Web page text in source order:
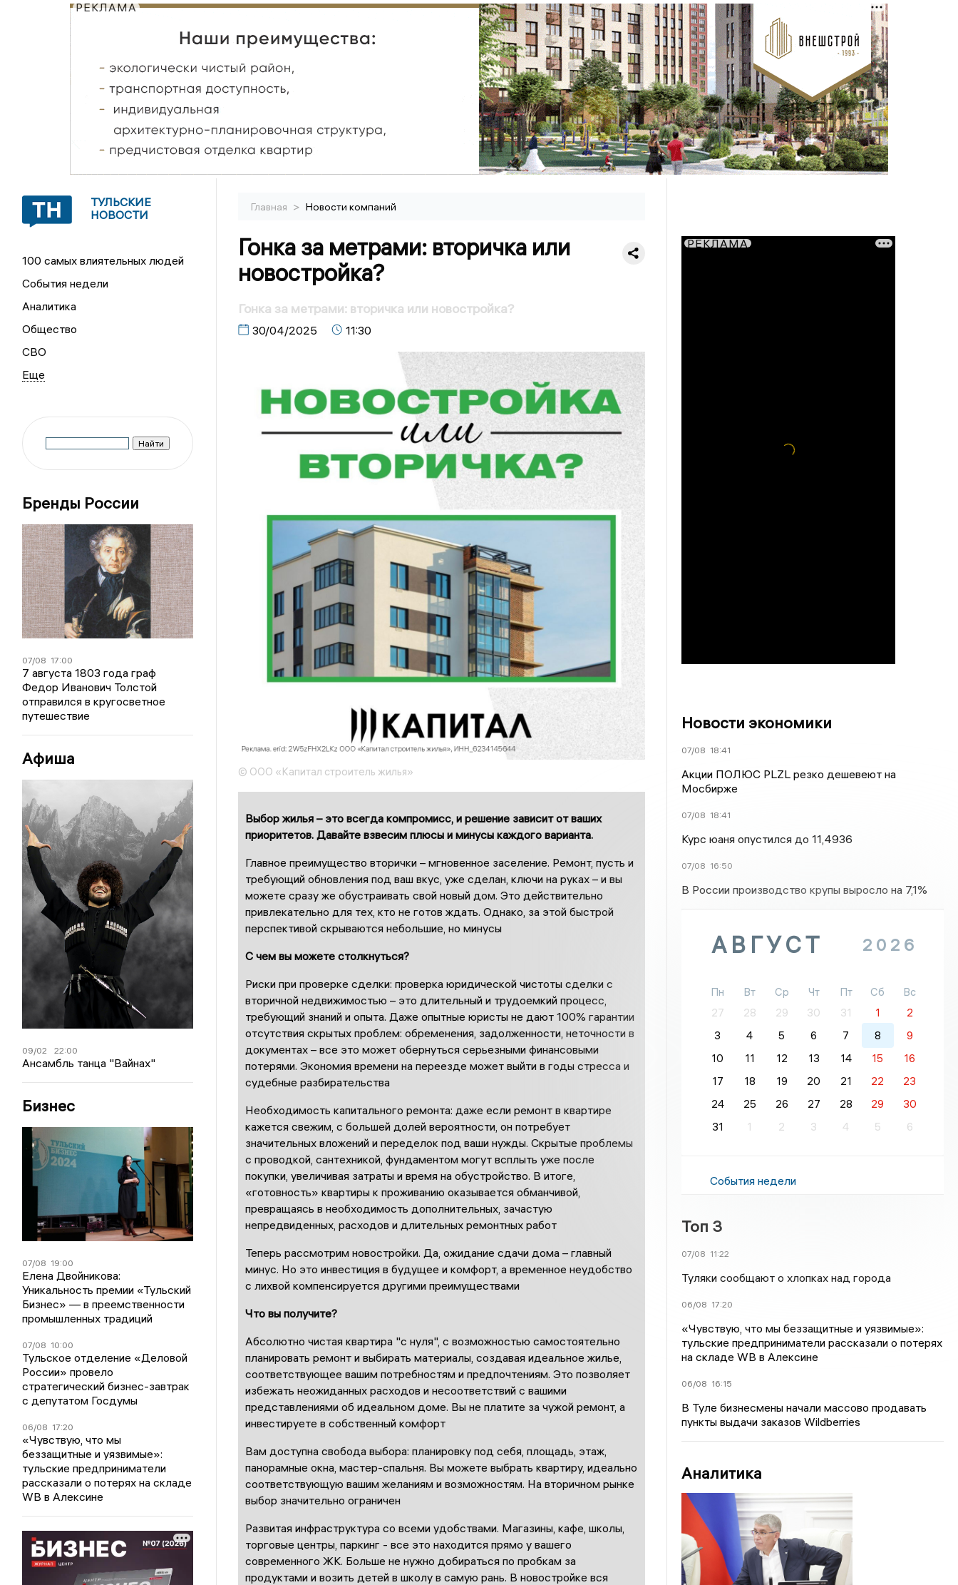
РЕКЛАМА
ТУЛЬСКИЕ
НОВОСТИ
100 самых влиятельных людей
События недели
Аналитика
Общество
СВО
Бренды России
07/08 17:00
7 августа 1803 года граф
Федор Иванович Толстой
отправился в кругосветное
путешествие
Афиша
09/02 22:00
Ансамбль танца "Вайнах"
Бизнес
07/08 19:00
Елена Двойникова:
Уникальность премии «Тульский
Бизнес» — в преемственности
промышленных традиций
07/08 10:00
Тульское отделение «Деловой
России» провело
стратегический бизнес-завтрак
с депутатом Госдумы
06/08 17:20
«Чувствую, что мы
беззащитные и уязвимые»:
тульские предприниматели
рассказали о потерях на складе
WB в Алексине
Главная > Новости компаний
Гонка за метрами: вторичка или
новостройка?
Гонка за метрами: вторичка или новостройка?
30/04/2025 11:30
© ООО «Капитал строитель жилья»
Выбор жилья – это всегда компромисс, и решение зависит от ваших
приоритетов. Давайте взвесим плюсы и минусы каждого варианта.
Главное преимущество вторички – мгновенное заселение. Ремонт, пусть и
требующий обновления под ваш вкус, уже сделан, ключи на руках – и вы
можете сразу же обустраивать свой новый дом. Это действительно
привлекательно для тех, кто не готов ждать. Однако, за этой быстрой
перспективой скрываются небольшие, но минусы
С чем вы можете столкнуться?
Риски при проверке сделки: проверка юридической чистоты сделки с
вторичной недвижимостью – это длительный и трудоемкий процесс,
требующий знаний и опыта. Даже опытные юристы не дают 100% гарантии
отсутствия скрытых проблем: обременения, задолженности, неточности в
документах – все это может обернуться серьезными финансовыми
потерями. Экономия времени на переезде может выйти в годы стресса и
судебные разбирательства
Необходимость капитального ремонта: даже если ремонт в квартире
кажется свежим, с большей долей вероятности, он потребует
значительных вложений и переделок под ваши нужды. Скрытые проблемы
с проводкой, сантехникой, фундаментом могут всплыть уже после
покупки, увеличивая затраты и время на обустройство. В итоге,
«готовность» квартиры к проживанию оказывается обманчивой,
превращаясь в необходимость дополнительных, зачастую
непредвиденных, расходов и длительных ремонтных работ
Теперь рассмотрим новостройки. Да, ожидание сдачи дома – главный
минус. Но это инвестиция в будущее и комфорт, а временное неудобство
с лихвой компенсируется другими преимуществами
Что вы получите?
Абсолютно чистая квартира "с нуля", с возможностью самостоятельно
планировать ремонт и выбирать материалы, создавая идеальное жилье,
соответствующее вашим потребностям и предпочтениям. Это позволяет
избежать неожиданных расходов и несоответствий с вашими
представлениями об идеальном доме. Вы не платите за чужой ремонт, а
инвестируете в собственный комфорт
Вам доступна свобода выбора: планировку под себя, площадь, этаж,
панорамные окна, мастер-спальня. Вы можете выбрать квартиру, идеально
соответствующую вашим желаниям и возможностям. На вторичном рынке
выбор значительно ограничен
Развитая инфраструктура со всеми удобствами. Магазины, кафе, школы,
торговые центры, паркинг - все это находится прямо у вашего
современного ЖК. Больше не нужно добираться по пробкам за
продуктами и возить детей в школу в самую рань. В новостройке вся
РЕКЛАМА
Новости экономики
07/08 18:41
Акции ПОЛЮС PLZL резко дешевеют на
Мосбирже
07/08 18:41
Курс юаня опустился до 11,4936
07/08 16:50
В России производство крупы выросло на 7,1%
АВГУСТ 2026
Пн Вт Ср Чт Пт Сб
Вс
27
28 29 30 31 1
2
3
4 5 6 7 8
9
10
11 12 13 14 15
16
17
18 19 20 21 22
23
24
25 26 27 28 29
30
31
1 2 3 4 5 6
События недели
Топ 3
07/08 11:22
Туляки сообщают о хлопках над города
06/08 17:20
«Чувствую, что мы беззащитные и уязвимые»:
тульские предприниматели рассказали о потерях
на складе WB в Алексине
06/08 16:15
В Туле бизнесмены начали массово продавать
пункты выдачи заказов Wildberries
Аналитика